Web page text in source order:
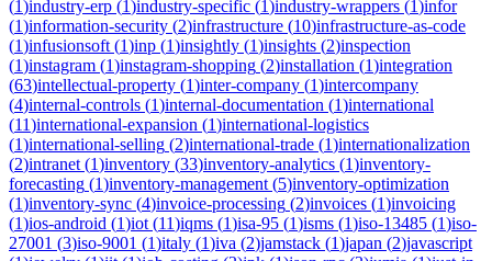
(1)industry-erp (1)industry-specific (1)industry-wrappers (1)infor
(1)information-security (2)infrastructure (10)infrastructure-as-code
(1)infusionsoft (1)inp (1)insightly (1)insights (2)inspection
(1)instagram (1)instagram-shopping (2)installation (1)integration
(63)intellectual-property (1)inter-company (1)intercompany
(4)internal-controls (1)internal-documentation (1)international
(11)international-expansion (1)international-logistics
(1)international-selling (2)international-trade (1)internationalization
(2)intranet (1)inventory (33)inventory-analytics (1)inventory-
forecasting (1)inventory-management (5)inventory-optimization
(1)inventory-sync (4)invoice-processing (2)invoices (1)invoicing
(1)ios-android (1)iot (11)iqms (1)isa-95 (1)isms (1)iso-13485 (1)iso-
27001 (3)iso-9001 (1)italy (1)iva (2)jamstack (1)japan (2)javascript